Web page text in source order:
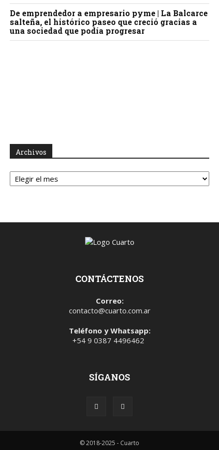
De emprendedor a empresario pyme | La Balcarce
salteña, el histórico paseo que creció gracias a
una sociedad que podía progresar
Archivos
Archivos
CONTÁCTENOS
Correo:
contacto@cuarto.com.ar
Teléfono y Whatsapp:
+54 9 0387 4496462
SÍGANOS
© 2018-2025 - Cuarto